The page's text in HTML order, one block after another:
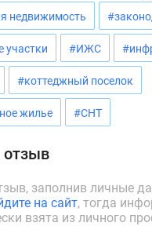
недвижимость
участки #ИЖС
#коттеджный поселок
жилье #СНТ
отзыв
заполнив личные
на сайт, тогда
взята из личного